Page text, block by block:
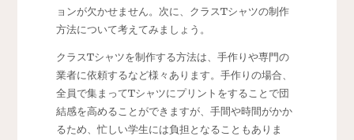
ョンが欠かせません。次に、クラスTシャツの制作
方法について考えてみましょう。
クラスTシャツを制作する方法は、手作りや専門の
業者に依頼するなど様々あります。手作りの場合、
全員で集まってTシャツにプリントをすることで団
結感を高めることができますが、手間や時間がかか
るため、忙しい学生には負担となることもありま